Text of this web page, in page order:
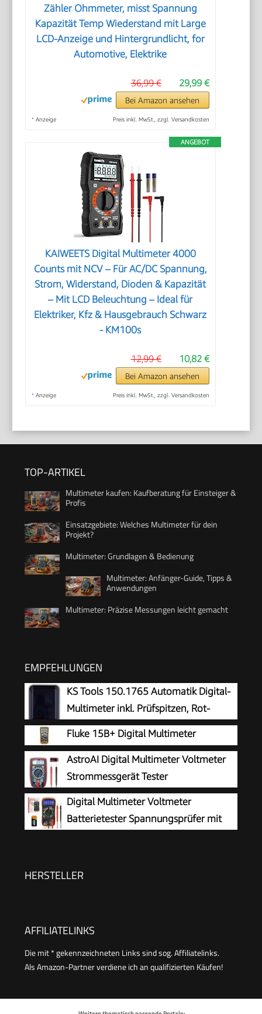
Zähler Ohmmeter, misst Spannung
Kapazität Temp Wiederstand mit Large
LCD-Anzeige und Hintergrundlicht, for
Automotive, Elektrike
29,99 €
36,99 €
Bei Amazon ansehen
* Anzeige Preis inkl. MwSt., zzgl. Versandkosten
ANGEBOT
KAIWEETS Digital Multimeter 4000
Counts mit NCV – Für AC/DC Spannung,
Strom, Widerstand, Dioden & Kapazität
– Mit LCD Beleuchtung – Ideal für
Elektriker, Kfz & Hausgebrauch Schwarz
- KM100s
10,82 €
12,99 €
Bei Amazon ansehen
* Anzeige Preis inkl. MwSt., zzgl. Versandkosten
TOP-ARTIKEL
Multimeter kaufen: Kaufberatung für Einsteiger &
Profis
Einsatzgebiete: Welches Multimeter für dein
Projekt?
Multimeter: Grundlagen & Bedienung
Multimeter: Anfänger-Guide, Tipps &
Anwendungen
Multimeter: Präzise Messungen leicht gemacht
EMPFEHLUNGEN
KS Tools 150.1765 Automatik Digital-
Multimeter inkl. Prüfspitzen, Rot-
schwarz
Fluke 15B+ Digital Multimeter
AstroAI Digital Multimeter Voltmeter
Strommessgerät Tester
Digital Multimeter Voltmeter
Batterietester Spannungsprüfer mit
HERSTELLER
AFFILIATELINKS
Die mit * gekennzeichneten Links sind sog. Affiliatelinks.
Als Amazon-Partner verdiene ich an qualifizierten Käufen!